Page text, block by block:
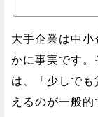
大手企業は中
かに事実です。
は、「少しで
えるのが一般的